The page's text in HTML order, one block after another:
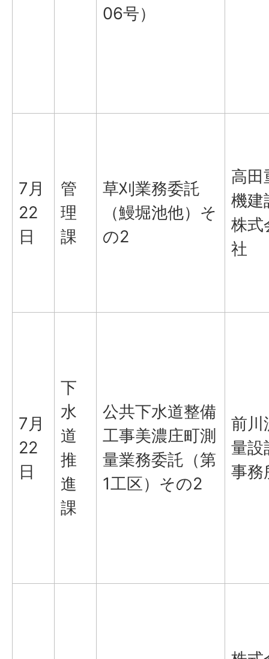
06号）
7月
22
日
管
理
課
草刈業務委託
（鰻堀池他）そ
の2
高田
機建
株式
社
7月
22
日
下
水
道
推
進
課
公共下水道整備
工事美濃庄町測
量業務委託（第
1工区）その2
前川
量設
事務